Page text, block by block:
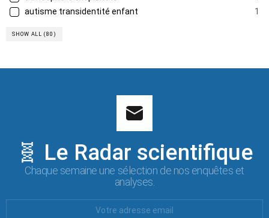
autisme transidentité enfant
1
SHOW ALL (80)
🧬 Le Radar scientifique
Chaque semaine une sélection de nos enquêtes et
analyses.